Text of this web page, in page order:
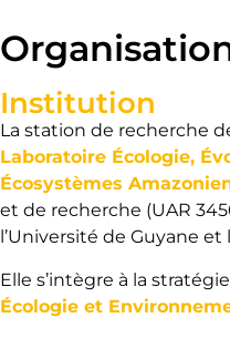
Institution
La station de recherche
Laboratoire Écologie,
Écosystèmes
et de recherche (UAR
l’Université de Guyane et
Elle s’intègre à la
Écologie et